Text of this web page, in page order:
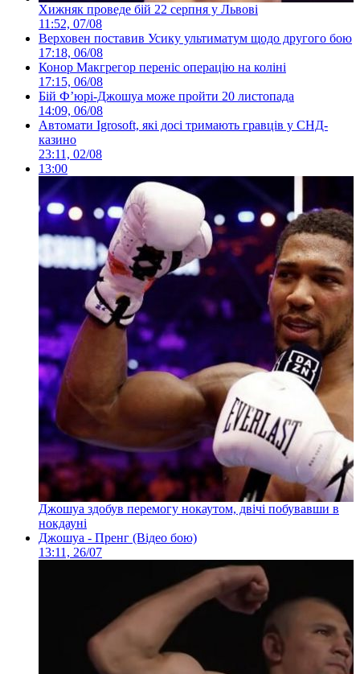
Хижняк проведе бій 22 серпня у Львові
11:52, 07/08
Верховен поставив Усику ультиматум щодо другого бою
17:18, 06/08
Конор Макгрегор переніс операцію на коліні
17:15, 06/08
Бій Ф’юрі-Джошуа може пройти 20 листопада
14:09, 06/08
Автомати Igrosoft, які досі тримають гравців у СНД-
казино
23:11, 02/08
13:00
Джошуа здобув перемогу нокаутом, двічі побувавши в
нокдауні
Джошуа - Пренг (Відео бою)
13:11, 26/07